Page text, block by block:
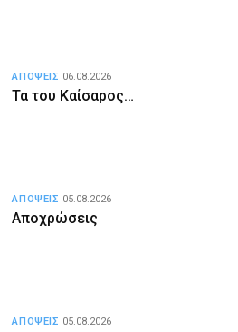
Τα του Καίσαρος…
ΑΠΟΨΕΙΣ 06.08.2026
Αποχρώσεις
ΑΠΟΨΕΙΣ 05.08.2026
ΑΠΟΨΕΙΣ 05.08.2026